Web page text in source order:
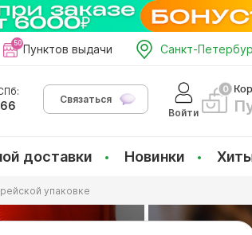
Пунктов выдачи Санкт-
Связаться
Войти
доставки Новинки
упаковке